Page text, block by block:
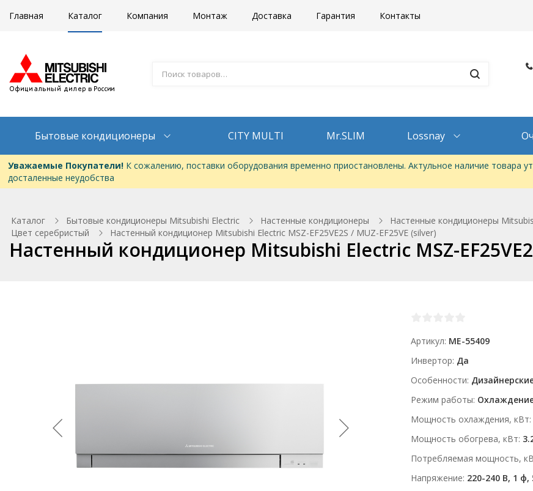
Главная Каталог Компания Монтаж Доставка Гарантия Контакты
Бытовые кондиционеры CITY MULTI Mr.SLIM Lossnay
Уважаемые Покупатели!К сожалению, поставки оборудования временно приостановлены. Актульное наличие товара
досталенные неудобства
Каталог Бытовые кондиционеры Mitsubishi Electric Настенные кондиционеры
Настенные кондиционеры
Цвет серебристый
Настенный кондиционер Mitsubishi Electric MSZ-EF25VE2S / MUZ-EF25VE (silver)
Настенный кондиционер Mitsubishi Electric MSZ-
Артикул ME-55409
Инвертор Да
Особенности
Режим работы
Мощность охлаждения, кВт
Мощность обогрева, кВт
Потребляемая мощность,
Напряжение 220-240 В, 1 ф,